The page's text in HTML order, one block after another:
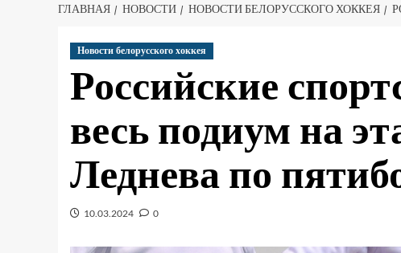
ГЛАВНАЯ НОВОСТИ НОВОСТИ БЕЛОРУССКОГО ХОККЕЯ
Новости белорусского хоккея
Российские
весь подиум на
Леднева по
10.03.2024 0